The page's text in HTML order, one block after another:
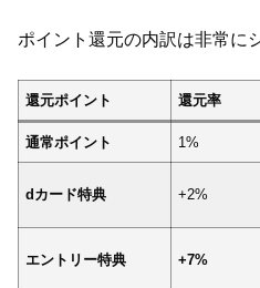
ポイント還元の内訳は非常に
還元ポイント 還元率
通常ポイント 1%
dカード特典 +2%
エントリー特典 +7%